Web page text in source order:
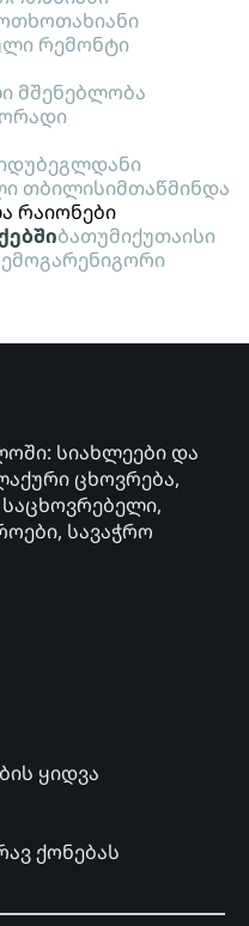
რემონტი
მშენებლობა
გლდანი
თბილისიმთაწმინდა
რაიონები
ბათუმიქუთაისი
გორი
სიახლეები და
ცხოვრება,
სავაჭრო
ყიდვა
ქონებას